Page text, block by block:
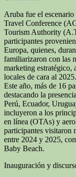
Aruba fue el
Travel Conference
Tourism Authority
participantes
Europa, quienes,
familiarizaron con las
marketing estratégico,
locales de cara al 2025.
Este año, más de 16
destacando la
Perú, Ecuador,
incluyeron a los
en línea (OTAs) y
participantes visitaron
entre 2024 y 2025,
Baby Beach.
Inauguración y